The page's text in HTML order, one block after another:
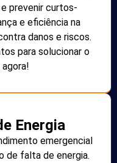
prevenir curtos-
e eficiência na
danos e riscos.
para solucionar o
Energia
emergencial
de falta de energia.